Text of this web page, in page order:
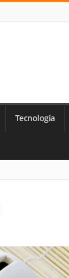
Tecnologia